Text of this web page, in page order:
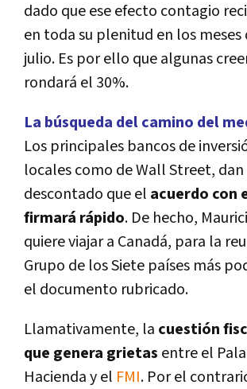
dado que ese efecto contagio
en toda su plenitud en los meses
julio. Es por ello que algunas
rondará el 30%.
La búsqueda del camino del
Los principales bancos de
locales como de Wall Street,
descontado que el acuerdo con
firmará rápido. De hecho,
quiere viajar a Canadá, para la
Grupo de los Siete paí­ses más
el documento rubricado.
Llamativamente, la cuestión
que genera grietas entre el
Hacienda y el FMI. Por el